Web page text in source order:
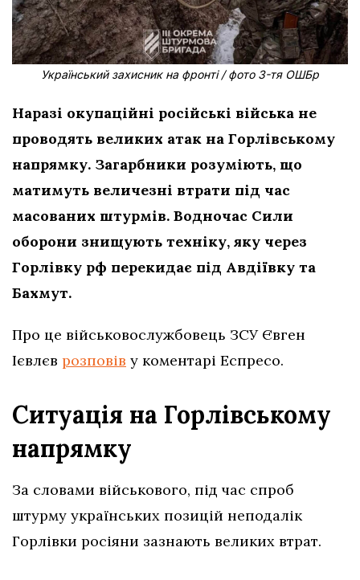
Український захисник на фронті / фото 3-тя ОШБр
Наразі окупаційні російські війська не
проводять великих атак на Горлівському
напрямку. Загарбники розуміють, що
матимуть величезні втрати під час
масованих штурмів. Водночас Сили
оборони знищують техніку, яку через
Горлівку рф перекидає під Авдіївку та
Бахмут.
Про це військовослужбовець ЗСУ Євген
Ієвлєв розповів у коментарі Еспресо.
Ситуація на Горлівському
напрямку
За словами військового, під час спроб
штурму українських позицій неподалік
Горлівки росіяни зазнають великих втрат.